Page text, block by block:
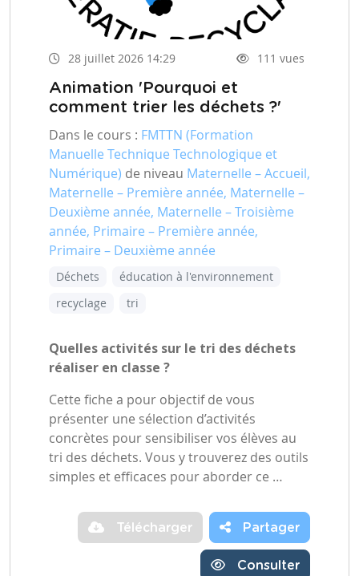
28 juillet 2026 14:29 111 vues
Animation 'Pourquoi et
comment trier les déchets ?'
Dans le cours : FMTTN (Formation
Manuelle Technique Technologique et
Numérique) de niveau Maternelle – Accueil,
Maternelle – Première année, Maternelle –
Deuxième année, Maternelle – Troisième
année, Primaire – Première année,
Primaire – Deuxième année
Déchets
éducation à l'environnement
recyclage
tri
Quelles activités sur le tri des déchets
réaliser en classe ?
Cette fiche a pour objectif de vous
présenter une sélection d’activités
concrètes pour sensibiliser vos élèves au
tri des déchets. Vous y trouverez des outils
simples et efficaces pour aborder ce …
Télécharger Partager
Consulter